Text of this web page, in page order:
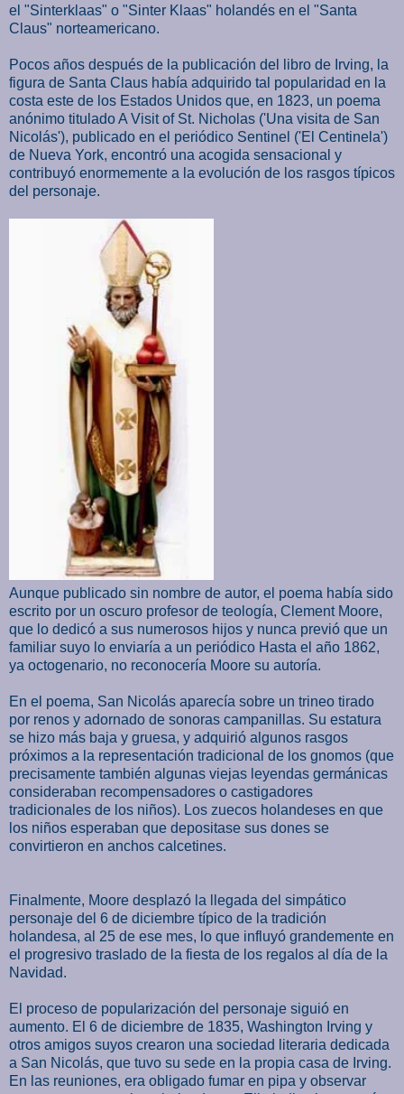
el "Sinterklaas" o "Sinter Klaas" holandés en el "Santa
Claus" norteamericano.
Pocos años después de la publicación del libro de Irving, la
figura de Santa Claus había adquirido tal popularidad en la
costa este de los Estados Unidos que, en 1823, un poema
anónimo titulado A Visit of St. Nicholas ('Una visita de San
Nicolás'), publicado en el periódico Sentinel ('El Centinela')
de Nueva York, encontró una acogida sensacional y
contribuyó enormemente a la evolución de los rasgos típicos
del personaje.
Aunque publicado sin nombre de autor, el poema había sido
escrito por un oscuro profesor de teología, Clement Moore,
que lo dedicó a sus numerosos hijos y nunca previó que un
familiar suyo lo enviaría a un periódico Hasta el año 1862,
ya octogenario, no reconocería Moore su autoría.
En el poema, San Nicolás aparecía sobre un trineo tirado
por renos y adornado de sonoras campanillas. Su estatura
se hizo más baja y gruesa, y adquirió algunos rasgos
próximos a la representación tradicional de los gnomos (que
precisamente también algunas viejas leyendas germánicas
consideraban recompensadores o castigadores
tradicionales de los niños). Los zuecos holandeses en que
los niños esperaban que depositase sus dones se
convirtieron en anchos calcetines.
Finalmente, Moore desplazó la llegada del simpático
personaje del 6 de diciembre típico de la tradición
holandesa, al 25 de ese mes, lo que influyó grandemente en
el progresivo traslado de la fiesta de los regalos al día de la
Navidad.
El proceso de popularización del personaje siguió en
aumento. El 6 de diciembre de 1835, Washington Irving y
otros amigos suyos crearon una sociedad literaria dedicada
a San Nicolás, que tuvo su sede en la propia casa de Irving.
En las reuniones, era obligado fumar en pipa y observar